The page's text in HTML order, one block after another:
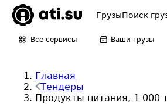
ГрузыПоиск
Все сервисы Ваши грузы
Главная
Тендеры
Продукты питания, 1 000